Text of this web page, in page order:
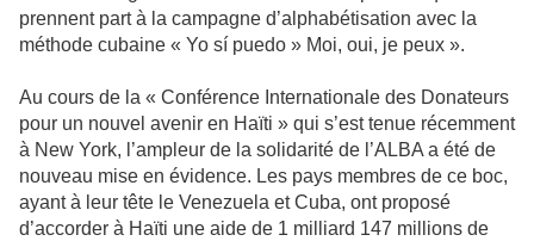
prennent part à la campagne d’alphabétisation avec la
méthode cubaine « Yo sí puedo » Moi, oui, je peux ».
Au cours de la « Conférence Internationale des Donateurs
pour un nouvel avenir en Haïti » qui s’est tenue récemment
à New York, l’ampleur de la solidarité de l’ALBA a été de
nouveau mise en évidence. Les pays membres de ce boc,
ayant à leur tête le Venezuela et Cuba, ont proposé
d’accorder à Haïti une aide de 1 milliard 147 millions de